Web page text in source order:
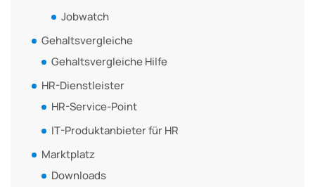
Jobwatch
Gehaltsvergleiche
Gehaltsvergleiche Hilfe
HR-Dienstleister
HR-Service-Point
IT-Produktanbieter für HR
Marktplatz
Downloads